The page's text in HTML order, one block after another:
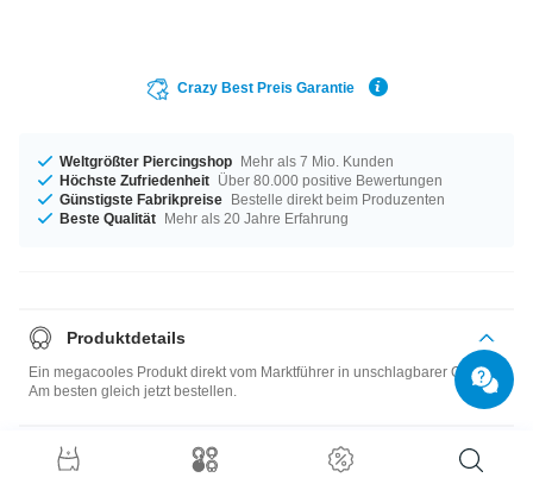
Crazy Best Preis Garantie
Weltgrößter Piercingshop Mehr als 7 Mio. Kunden
Höchste Zufriedenheit Über 80.000 positive Bewertungen
Günstigste Fabrikpreise Bestelle direkt beim Produzenten
Beste Qualität Mehr als 20 Jahre Erfahrung
Produktdetails
Ein megacooles Produkt direkt vom Marktführer in unschlagbarer Qualität!
Am besten gleich jetzt bestellen.
Größentabelle